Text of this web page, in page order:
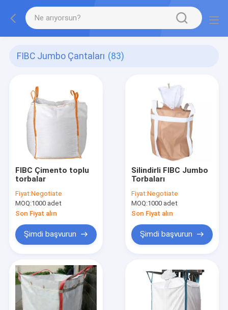
FIBC Jumbo Çantaları (83)
FIBC Çimento toplu
torbalar
Fiyat:Negotiate
MOQ:1000 adet
Son Fiyat alın
Şimdi başvurun
Silindirli FIBC Jumbo
Torbaları
Fiyat:Negotiate
MOQ:1000 adet
Son Fiyat alın
Şimdi başvurun